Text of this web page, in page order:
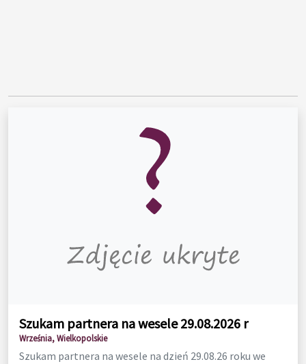
Szukam partnera na wesele 29.08.2026 r
Września, Wielkopolskie
Szukam partnera na wesele na dzień 29.08.26 roku we